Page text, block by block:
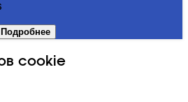
Подробнее
cookie